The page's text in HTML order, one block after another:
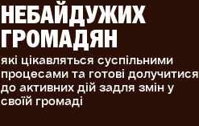
НЕБАЙДУЖИХ
ГРОМАДЯН
які цікавляться суспільними
процесами та готові долучитися
до активних дій задля змін у
своїй громаді